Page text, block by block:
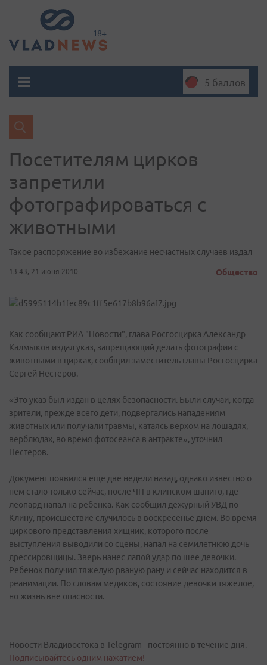
5 баллов
Посетителям цирков
запретили
фотографироваться с
животными
Такое распоряжение во избежание несчастных случаев издал
13:43, 21 июня 2010 Общество
Как сообщают РИА "Новости", глава Росгосцирка Александр
Калмыков издал указ, запрещающий делать фотографии с
животными в цирках, сообщил заместитель главы Росгосцирка
Сергей Нестеров.
«Это указ был издан в целях безопасности. Были случаи, когда
зрители, прежде всего дети, подвергались нападениям
животных или получали травмы, катаясь верхом на лошадях,
верблюдах, во время фотосеанса в антракте», уточнил
Нестеров.
Документ появился еще две недели назад, однако известно о
нем стало только сейчас, после ЧП в клинском шапито, где
леопард напал на ребенка. Как сообщил дежурный УВД по
Клину, происшествие случилось в воскресенье днем. Во время
циркового представления хищник, которого после
выступления выводили со сцены, напал на семилетнюю дочь
дрессировщицы. Зверь нанес лапой удар по шее девочки.
Ребенок получил тяжелую рваную рану и сейчас находится в
реанимации. По словам медиков, состояние девочки тяжелое,
но жизнь вне опасности.
Новости Владивостока в Telegram - постоянно в течение дня.
Подписывайтесь одним нажатием!